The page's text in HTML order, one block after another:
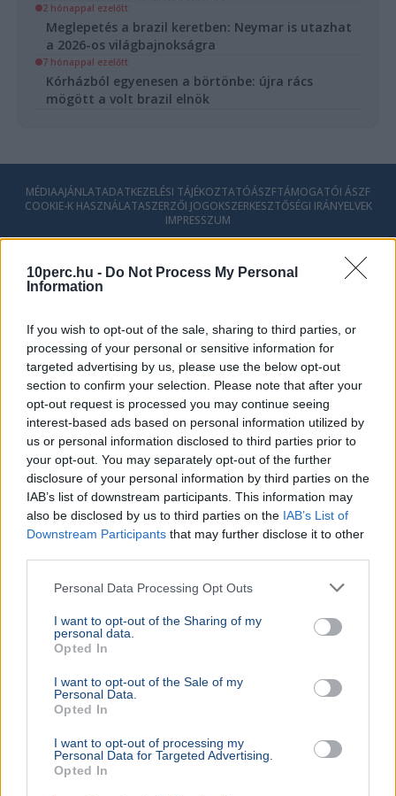
10perc.hu - Do Not Process My Personal
Information
If you wish to opt-out of the sale, sharing to third parties, or
processing of your personal or sensitive information for
targeted advertising by us, please use the below opt-out
section to confirm your selection. Please note that after your
opt-out request is processed you may continue seeing
interest-based ads based on personal information utilized by
us or personal information disclosed to third parties prior to
your opt-out. You may separately opt-out of the further
disclosure of your personal information by third parties on the
IAB’s list of downstream participants. This information may
also be disclosed by us to third parties on the IAB’s List of
Downstream Participants that may further disclose it to other
Personal Data Processing Opt Outs
I want to opt-out of the Sharing of my
personal data.
Opted In
I want to opt-out of the Sale of my
Personal Data.
Opted In
I want to opt-out of processing my
Personal Data for Targeted Advertising.
Opted In
2 hónappal ezelőtt
Meglepetés a brazil keretben: Neymar is utazhat
a 2026-os világbajnokságra
7 hónappal ezelőtt
Kórházból egyenesen a börtönbe: újra rács
mögött a volt brazil elnök
MÉDIAAJÁNLATADATKEZELÉSI TÁJÉKOZTATÓÁSZFTÁMOGATÓI ÁSZF
COOKIE-K HASZNÁLATASZERZŐI JOGOKSZERKESZTŐSÉGI IRÁNYELVEK
IMPRESSZUM